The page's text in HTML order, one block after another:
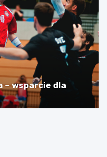
– wsparcie dla